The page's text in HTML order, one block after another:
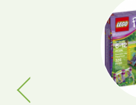
Previous